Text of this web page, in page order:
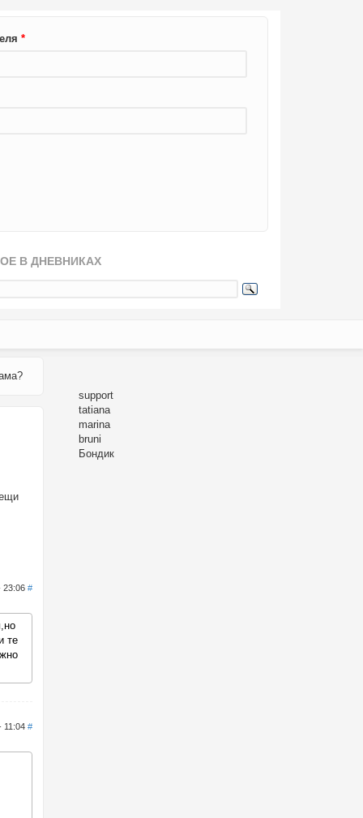
*
В ДНЕВНИКАХ
23:06 #
те
11:04 #
support
tatiana
marina
bruni
Бондик